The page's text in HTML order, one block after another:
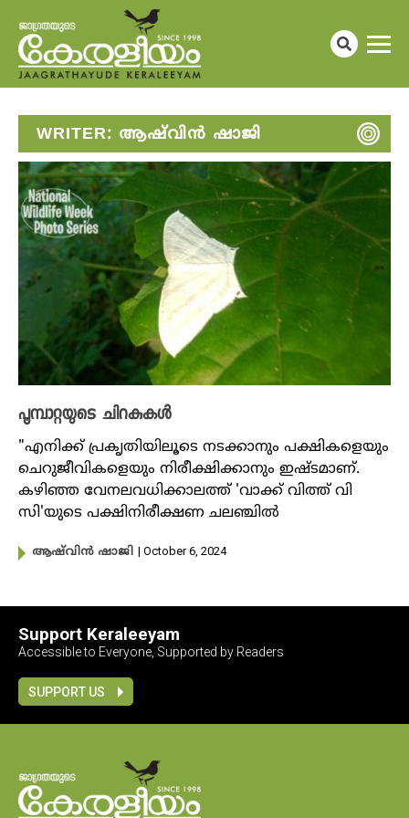
WRITER: ആഷ്‌വിൻ ഷാജി
പൂമ്പാറ്റയുടെ ചിറകുകൾ
"എനിക്ക് പ്രകൃതിയിലൂടെ നടക്കാനും പക്ഷികളെയും
ചെറുജീവികളെയും നിരീക്ഷിക്കാനും ഇഷ്ടമാണ്.
കഴിഞ്ഞ വേനലവധിക്കാലത്ത് 'വാക്ക് വിത്ത് വി
സി'യുടെ പക്ഷിനിരീക്ഷണ ചലഞ്ചിൽ
ആഷ്‌വിൻ ഷാജി | October 6, 2024
Support Keraleeyam
Accessible to Everyone, Supported by Readers
SUPPORT US